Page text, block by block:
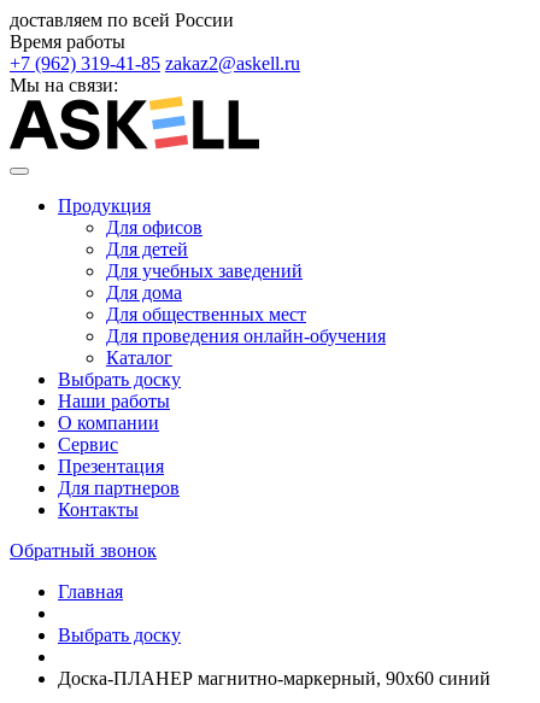
доставляем по всей России
Время работы
+7 (962) 319-41-85 zakaz2@askell.ru
Мы на связи:
Продукция
Для офисов
Для детей
Для учебных заведений
Для дома
Для общественных мест
Для проведения онлайн-обучения
Каталог
Выбрать доску
Наши работы
О компании
Сервис
Презентация
Для партнеров
Контакты
Обратный звонок
Главная
Выбрать доску
Доска-ПЛАНЕР магнитно-маркерный, 90х60 синий